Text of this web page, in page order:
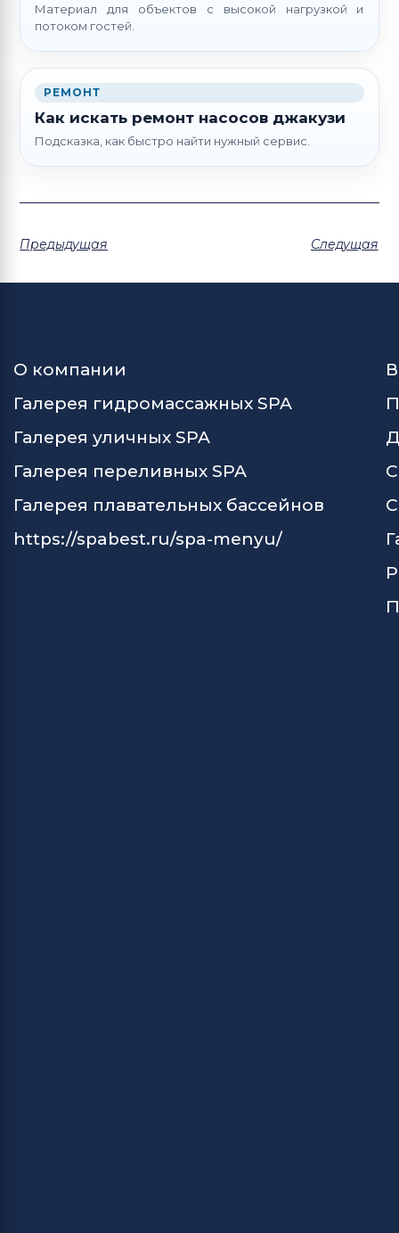
Материал для объектов с высокой нагрузкой и
потоком гостей.
РЕМОНТ
Как искать ремонт насосов джакузи
Подсказка, как быстро найти нужный сервис.
Предыдущая Следущая
О компании
Галерея гидромассажных SPA
Галерея уличных SPA
Галерея переливных SPA
Галерея плавательных бассейнов
https://spabest.ru/spa-menyu/